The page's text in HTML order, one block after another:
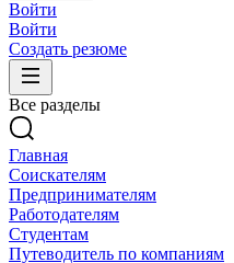
Войти
Войти
Создать резюме
Все разделы
Главная
Соискателям
Предпринимателям
Работодателям
Студентам
Путеводитель по компаниям